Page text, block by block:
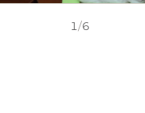
1/6